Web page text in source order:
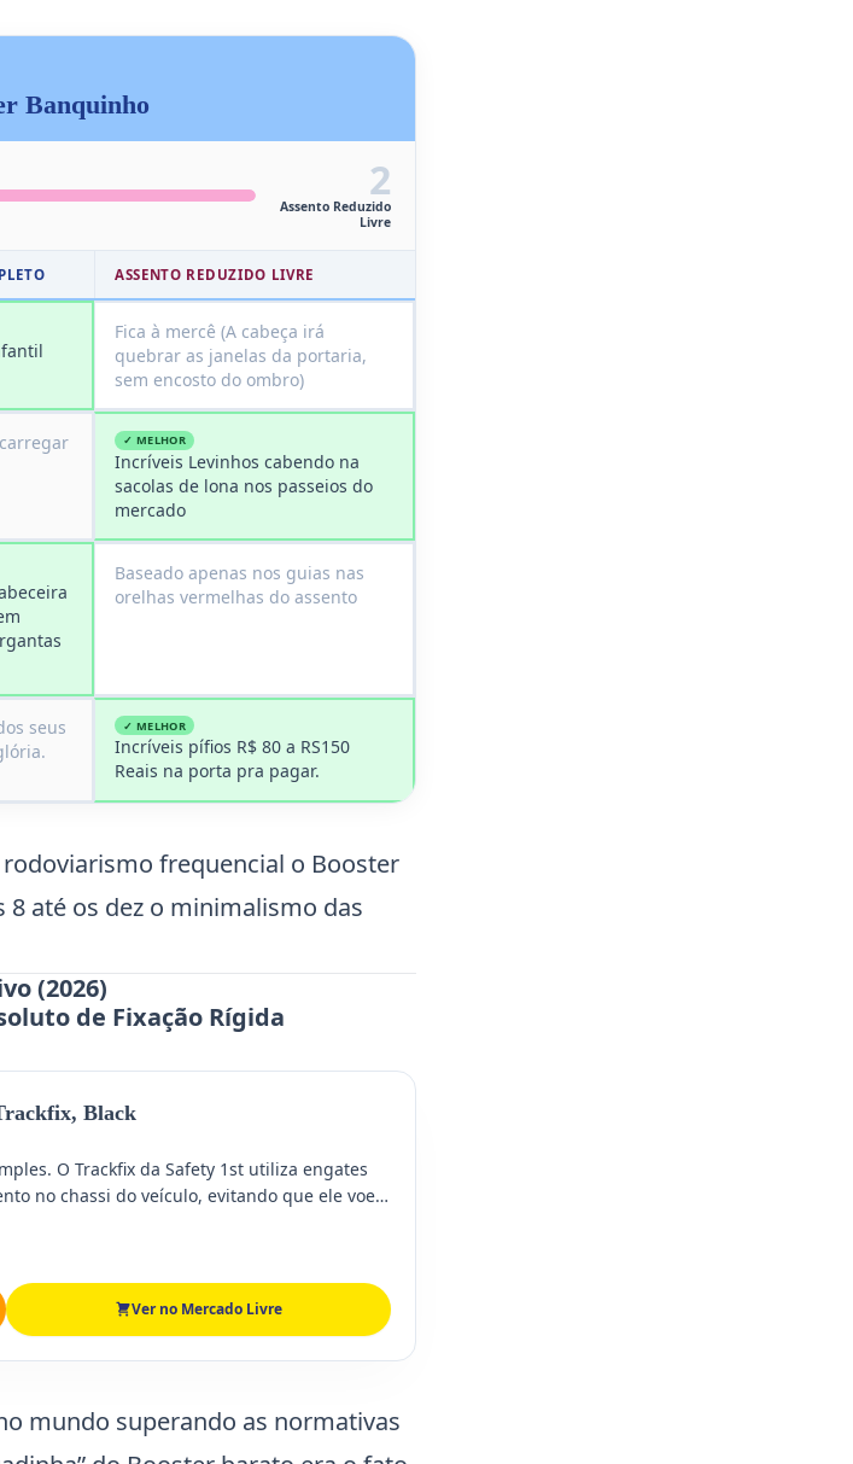
Banquinho
2
Assento Reduzido
Livre
ASSENTO REDUZIDO LIVRE
Fica à mercê (A cabeça irá
quebrar as janelas da portaria,
sem encosto do ombro)
✓ MELHOR
Incríveis Levinhos cabendo na
sacolas de lona nos passeios do
mercado
Baseado apenas nos guias nas
orelhas vermelhas do assento
seus
✓ MELHOR
Incríveis pífios R$ 80 a RS150
Reais na porta pra pagar.
frequencial o Booster
8 até os dez o minimalismo das
(2026)
de Fixação Rígida
Black
O Trackfix da Safety 1st utiliza engates
no chassi do veículo, evitando que ele voe
estiver usando.
Ver no Mercado Livre
mundo superando as normativas